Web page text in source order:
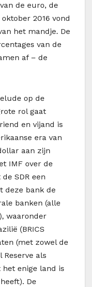
de euro, de
2016 vond
het mandje. De
van de
af – de
op de
rol gaat
en vijand is
era van
aan zijn
IMF over de
SDR een
deze bank de
banken (alle
waaronder
(BRICS
(met zowel de
Reserve als
enige land is
De